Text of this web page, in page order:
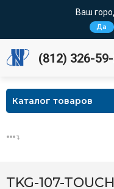
Ваш
Да
(812) 326-
Каталог товаров
TKG-107-